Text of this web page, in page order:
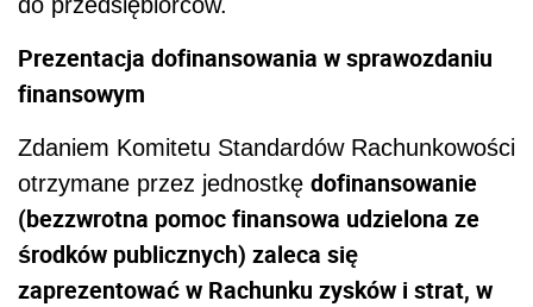
Prezentacja dofinansowania w sprawozdaniu
finansowym
Zdaniem Komitetu Standardów Rachunkowości
otrzymane przez jednostkę dofinansowanie
(bezzwrotna pomoc finansowa udzielona ze
środków publicznych) zaleca się
zaprezentować w Rachunku zysków i strat, w